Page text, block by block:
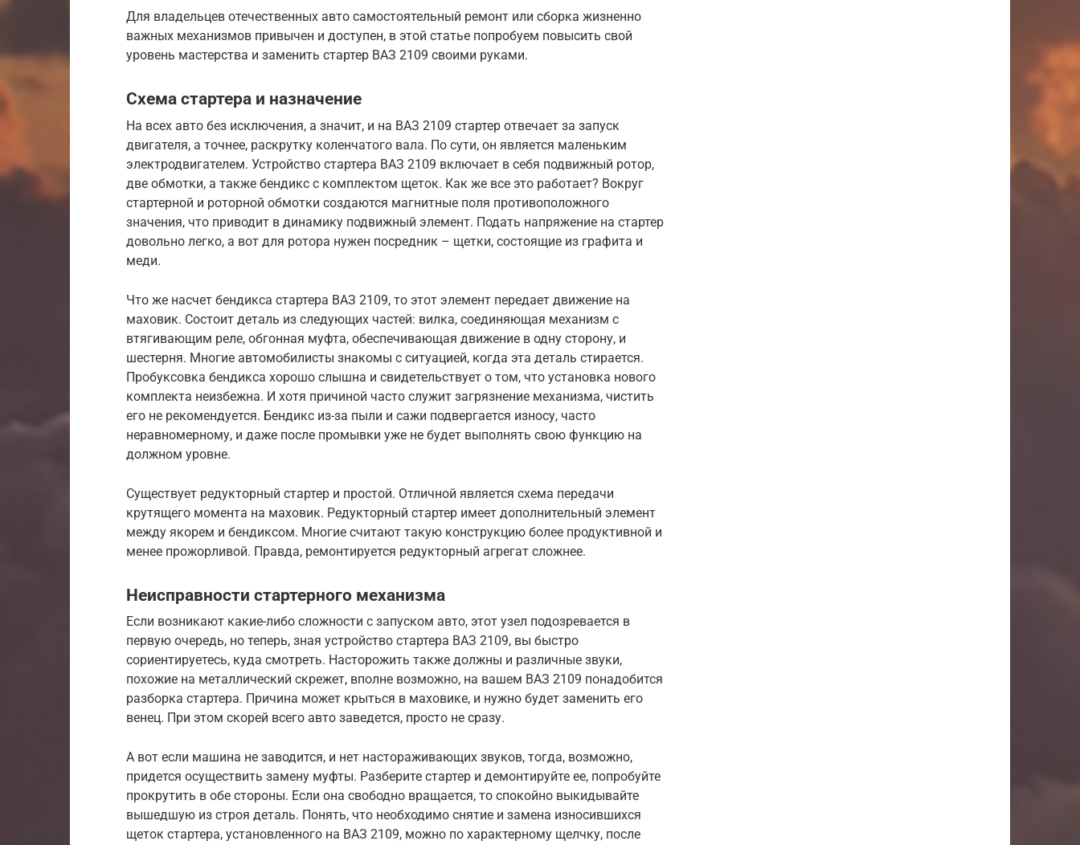
Для владельцев отечественных авто самостоятельный ремонт или сборка жизненно
важных механизмов привычен и доступен, в этой статье попробуем повысить свой
уровень мастерства и заменить стартер ВАЗ 2109 своими руками.
Схема стартера и назначение
На всех авто без исключения, а значит, и на ВАЗ 2109 стартер отвечает за запуск
двигателя, а точнее, раскрутку коленчатого вала. По сути, он является маленьким
электродвигателем. Устройство стартера ВАЗ 2109 включает в себя подвижный ротор,
две обмотки, а также бендикс с комплектом щеток. Как же все это работает? Вокруг
стартерной и роторной обмотки создаются магнитные поля противоположного
значения, что приводит в динамику подвижный элемент. Подать напряжение на стартер
довольно легко, а вот для ротора нужен посредник – щетки, состоящие из графита и
меди.
Что же насчет бендикса стартера ВАЗ 2109, то этот элемент передает движение на
маховик. Состоит деталь из следующих частей: вилка, соединяющая механизм с
втягивающим реле, обгонная муфта, обеспечивающая движение в одну сторону, и
шестерня. Многие автомобилисты знакомы с ситуацией, когда эта деталь стирается.
Пробуксовка бендикса хорошо слышна и свидетельствует о том, что установка нового
комплекта неизбежна. И хотя причиной часто служит загрязнение механизма, чистить
его не рекомендуется. Бендикс из-за пыли и сажи подвергается износу, часто
неравномерному, и даже после промывки уже не будет выполнять свою функцию на
должном уровне.
Существует редукторный стартер и простой. Отличной является схема передачи
крутящего момента на маховик. Редукторный стартер имеет дополнительный элемент
между якорем и бендиксом. Многие считают такую конструкцию более продуктивной и
менее прожорливой. Правда, ремонтируется редукторный агрегат сложнее.
Неисправности стартерного механизма
Если возникают какие-либо сложности с запуском авто, этот узел подозревается в
первую очередь, но теперь, зная устройство стартера ВАЗ 2109, вы быстро
сориентируетесь, куда смотреть. Насторожить также должны и различные звуки,
похожие на металлический скрежет, вполне возможно, на вашем ВАЗ 2109 понадобится
разборка стартера. Причина может крыться в маховике, и нужно будет заменить его
венец. При этом скорей всего авто заведется, просто не сразу.
А вот если машина не заводится, и нет настораживающих звуков, тогда, возможно,
придется осуществить замену муфты. Разберите стартер и демонтируйте ее, попробуйте
прокрутить в обе стороны. Если она свободно вращается, то спокойно выкидывайте
вышедшую из строя деталь. Понять, что необходимо снятие и замена износившихся
щеток стартера, установленного на ВАЗ 2109, можно по характерному щелчку, после